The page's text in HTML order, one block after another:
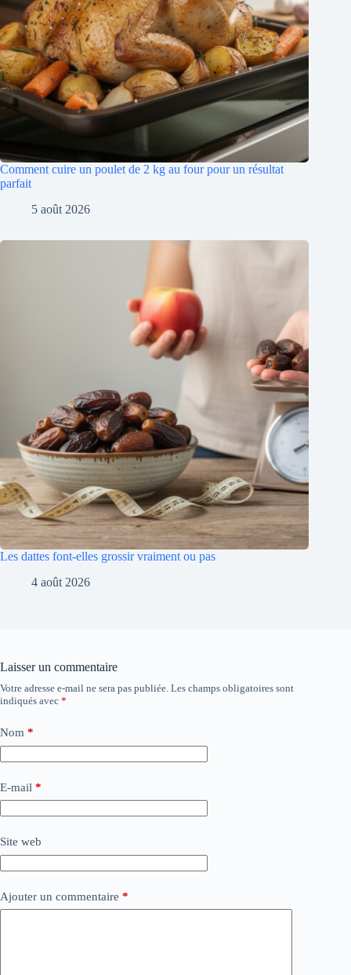
Comment cuire un poulet de 2 kg au four pour un résultat
parfait
5 août 2026
Les dattes font-elles grossir vraiment ou pas
4 août 2026
Laisser un commentaire
Votre adresse e-mail ne sera pas publiée. Les champs obligatoires sont
indiqués avec *
Nom *
E-mail *
Site web
Ajouter un commentaire *